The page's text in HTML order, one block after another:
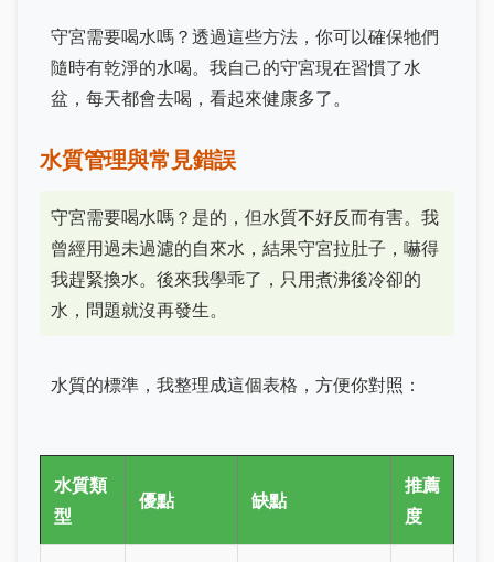
守宮需要喝水嗎？透過這些方法，你可以確保牠們
隨時有乾淨的水喝。我自己的守宮現在習慣了水
盆，每天都會去喝，看起來健康多了。
水質管理與常見錯誤
守宮需要喝水嗎？是的，但水質不好反而有害。我
曾經用過未過濾的自來水，結果守宮拉肚子，嚇得
我趕緊換水。後來我學乖了，只用煮沸後冷卻的
水，問題就沒再發生。
水質的標準，我整理成這個表格，方便你對照：
水質類
型
優點 缺點
推薦
度